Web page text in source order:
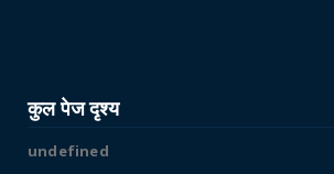
कुल पेज दृश्य
undefined